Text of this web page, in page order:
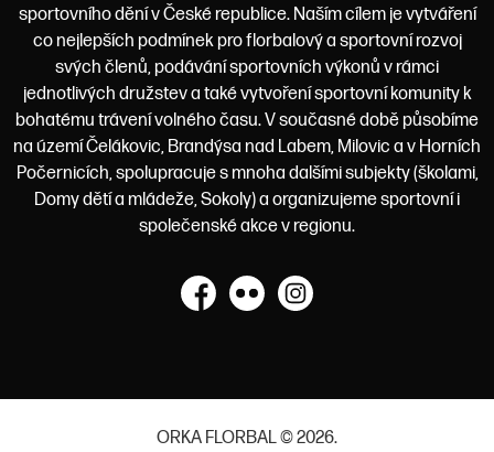
sportovního dění v České republice. Naším cílem je vytváření
co nejlepších podmínek pro florbalový a sportovní rozvoj
svých členů, podávání sportovních výkonů v rámci
jednotlivých družstev a také vytvoření sportovní komunity k
bohatému trávení volného času. V současné době působíme
na území Čelákovic, Brandýsa nad Labem, Milovic a v Horních
Počernicích, spolupracuje s mnoha dalšími subjekty (školami,
Domy dětí a mládeže, Sokoly) a organizujeme sportovní i
společenské akce v regionu.
Facebook
Flickr Instagram
ORKA FLORBAL © 2026.